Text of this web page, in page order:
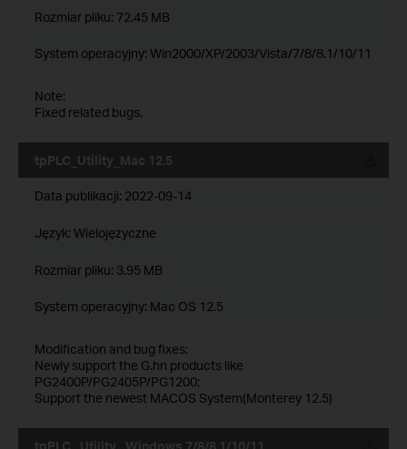
Rozmiar pliku: 72.45 MB
System operacyjny: Win2000/XP/2003/Vista/7/8/8.1/10/11
Note:
Fixed related bugs.
tpPLC_Utility_Mac 12.5
Data publikacji: 2022-09-14
Język: Wielojęzyczne
Rozmiar pliku: 3.95 MB
System operacyjny: Mac OS 12.5
Modification and bug fixes:
Newly support the G.hn products like
PG2400P/PG2405P/PG1200;
Support the newest MACOS System(Monterey 12.5)
tpPLC_ Utility _Windows 7/8/8.1/10/11